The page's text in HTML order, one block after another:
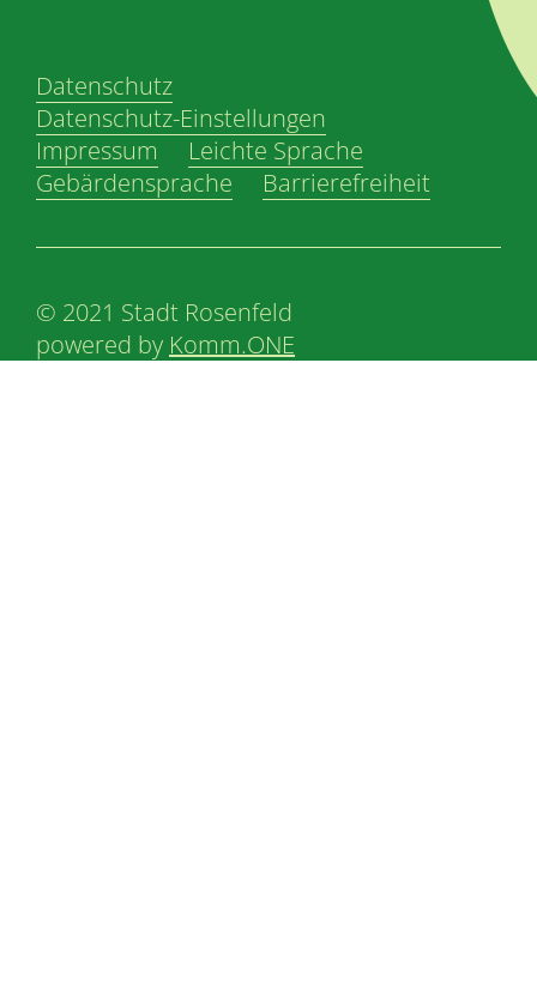
Datenschutz
Datenschutz-Einstellungen
Impressum
Leichte Sprache
Gebärdensprache
Barrierefreiheit
© 2021 Stadt Rosenfeld
powered by Komm.ONE